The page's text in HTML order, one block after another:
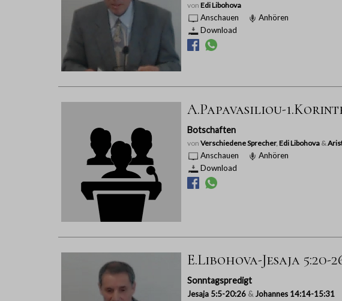
von Edi Libohova
Anschauen
Anhören
Download
A.Papavasiliou-
Botschaften
von Verschiedene Sprecher,Edi Libohova &
Anschauen
Anhören
Download
E.Libohova-Jesaja 5:20-
Sonntagspredigt
Jesaja 5:5-20:26 & Johannes 14:14-15:31